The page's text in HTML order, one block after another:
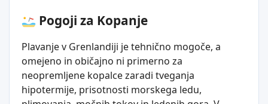
Pogoji za Kopanje
Plavanje v Grenlandiji je tehnično mogoče, a
omejeno in običajno ni primerno za
neopremljene kopalce zaradi tveganja
hipotermije, prisotnosti morskega ledu,